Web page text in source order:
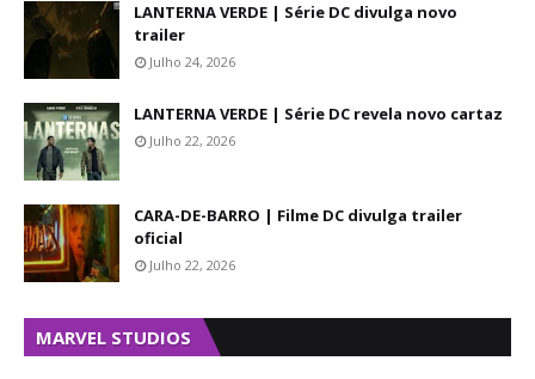
LANTERNA VERDE | Série DC divulga novo
trailer
Julho 24, 2026
LANTERNA VERDE | Série DC revela novo cartaz
Julho 22, 2026
CARA-DE-BARRO | Filme DC divulga trailer
oficial
Julho 22, 2026
MARVEL STUDIOS